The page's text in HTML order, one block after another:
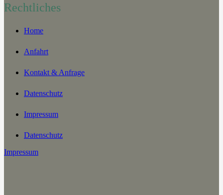
Rechtliches
Home
Anfahrt
Kontakt & Anfrage
Datenschutz
Impressum
Datenschutz
Impressum